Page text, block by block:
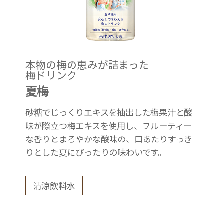
本物の梅の恵みが詰まった
梅ドリンク
夏梅
砂糖でじっくりエキスを抽出した梅果汁と酸
味が際立つ梅エキスを使用し、フルーティー
な香りとまろやかな酸味の、口あたりすっき
りとした夏にぴったりの味わいです。
清涼飲料水